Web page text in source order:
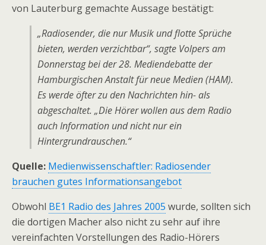
von Lauterburg gemachte Aussage bestätigt:
„Radiosender, die nur Musik und flotte Sprüche
bieten, werden verzichtbar“, sagte Volpers am
Donnerstag bei der 28. Mediendebatte der
Hamburgischen Anstalt für neue Medien (HAM).
Es werde öfter zu den Nachrichten hin- als
abgeschaltet. „Die Hörer wollen aus dem Radio
auch Information und nicht nur ein
Hintergrundrauschen.“
Quelle: Medienwissenschaftler: Radiosender
brauchen gutes Informationsangebot
Obwohl BE1 Radio des Jahres 2005 wurde, sollten sich
die dortigen Macher also nicht zu sehr auf ihre
vereinfachten Vorstellungen des Radio-Hörers